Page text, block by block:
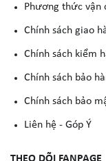
Phương thức vận
Chính sách giao
Chính sách kiểm
Chính sách bảo
Chính sách bảo
Liên hệ - Góp Ý
THEO DÕI FANPAGE